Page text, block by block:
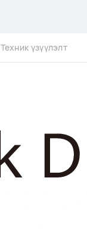
Техник үзүүлэлт